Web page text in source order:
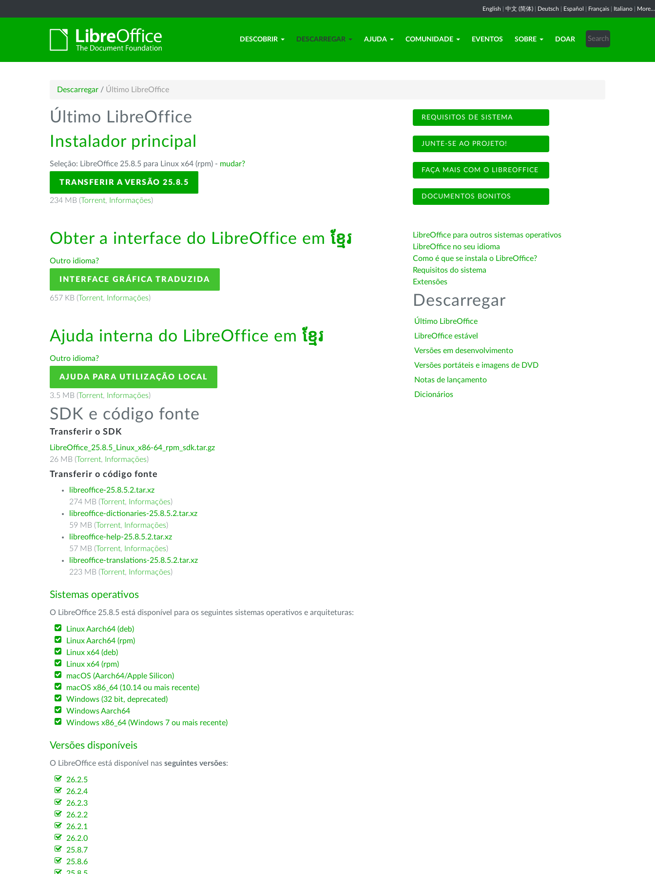
English 中文 (简体) Deutsch Español Français Italiano More...
DESCOBRIR DESCARREGAR AJUDA COMUNIDADE EVENTOS SOBRE DOAR
Descarregar / Último LibreOffice
Último LibreOffice
Instalador principal
Seleção: LibreOffice 25.8.5 para Linux x64 (rpm) - mudar?
TRANSFERIR A VERSÃO 25.8.5
234 MB (Torrent, Informações)
Obter a interface do LibreOffice em ខ្មែរ
Outro idioma?
INTERFACE GRÁFICA TRADUZIDA
657 KB (Torrent, Informações)
Ajuda interna do LibreOffice em ខ្មែរ
Outro idioma?
AJUDA PARA UTILIZAÇÃO LOCAL
3.5 MB (Torrent, Informações)
SDK e código fonte
Transferir o SDK
LibreOffice_25.8.5_Linux_x86-64_rpm_sdk.tar.gz
26 MB (Torrent, Informações)
Transferir o código fonte
libreoffice-25.8.5.2.tar.xz
274 MB (Torrent, Informações)
libreoffice-dictionaries-25.8.5.2.tar.xz
59 MB (Torrent, Informações)
libreoffice-help-25.8.5.2.tar.xz
57 MB (Torrent, Informações)
libreoffice-translations-25.8.5.2.tar.xz
223 MB (Torrent, Informações)
Sistemas operativos
O LibreOffice 25.8.5 está disponível para os seguintes sistemas operativos e arquiteturas:
Linux Aarch64 (deb)
Linux Aarch64 (rpm)
Linux x64 (deb)
Linux x64 (rpm)
macOS (Aarch64/Apple Silicon)
macOS x86_64 (10.14 ou mais recente)
Windows (32 bit, deprecated)
Windows Aarch64
Windows x86_64 (Windows 7 ou mais recente)
Versões disponíveis
O LibreOffice está disponível nas seguintes versões:
26.2.5
26.2.4
26.2.3
26.2.2
26.2.1
26.2.0
25.8.7
25.8.6
REQUISITOS DE SISTEMA
JUNTE-SE AO PROJETO!
FAÇA MAIS COM O LIBREOFFICE
DOCUMENTOS BONITOS
LibreOffice para outros sistemas operativos
LibreOffice no seu idioma
Como é que se instala o LibreOffice?
Requisitos do sistema
Extensões
Descarregar
Último LibreOffice
LibreOffice estável
Versões em desenvolvimento
Versões portáteis e imagens de DVD
Notas de lançamento
Dicionários